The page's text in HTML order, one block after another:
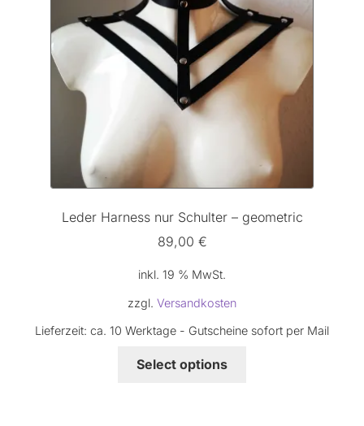
Leder Harness nur Schulter – geometric
89,00 €
inkl. 19 % MwSt.
zzgl. Versandkosten
Lieferzeit: ca. 10 Werktage - Gutscheine sofort per Mail
Select options